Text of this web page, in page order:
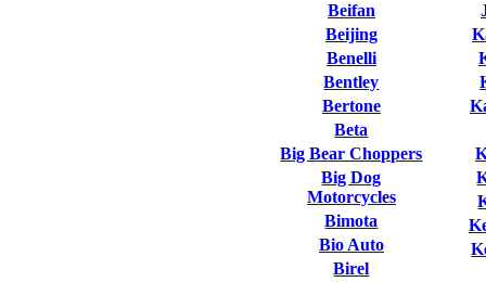
Beifan
Beijing
Benelli
Bentley
Bertone
Beta
Big Bear Choppers
Big Dog
Motorcycles
Bimota
Bio Auto
Birel